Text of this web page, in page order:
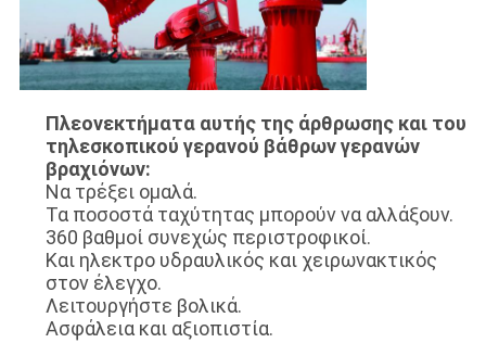
Πλεονεκτήματα αυτής της άρθρωσης και του
τηλεσκοπικού γερανού βάθρων γερανών
βραχιόνων:
Να τρέξει ομαλά.
Τα ποσοστά ταχύτητας μπορούν να αλλάξουν.
360 βαθμοί συνεχώς περιστροφικοί.
Και ηλεκτρο υδραυλικός και χειρωνακτικός
στον έλεγχο.
Λειτουργήστε βολικά.
Ασφάλεια και αξιοπιστία.